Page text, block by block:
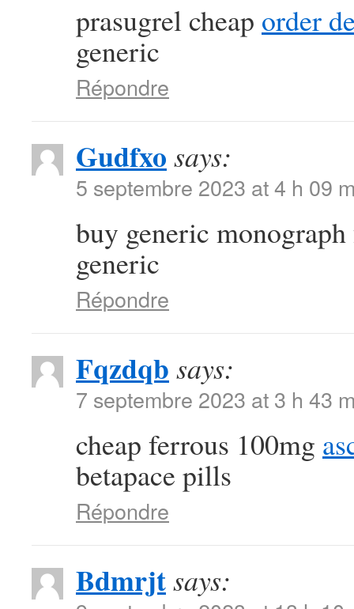
prasugrel cheap order
generic
Répondre
Gudfxo says:
5 septembre 2023 at 4 h 09
buy generic
generic
Répondre
Fqzdqb says:
7 septembre 2023 at 3 h 43
cheap ferrous 100mg
betapace pills
Répondre
Bdmrjtsays: